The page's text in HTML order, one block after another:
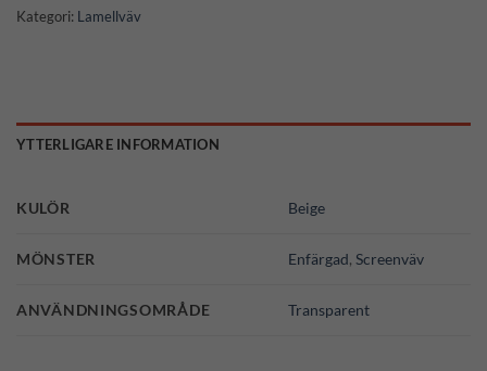
Kategori: Lamellväv
YTTERLIGARE INFORMATION
KULÖR Beige
MÖNSTER Enfärgad,Screenväv
ANVÄNDNINGSOMRÅDE Transparent